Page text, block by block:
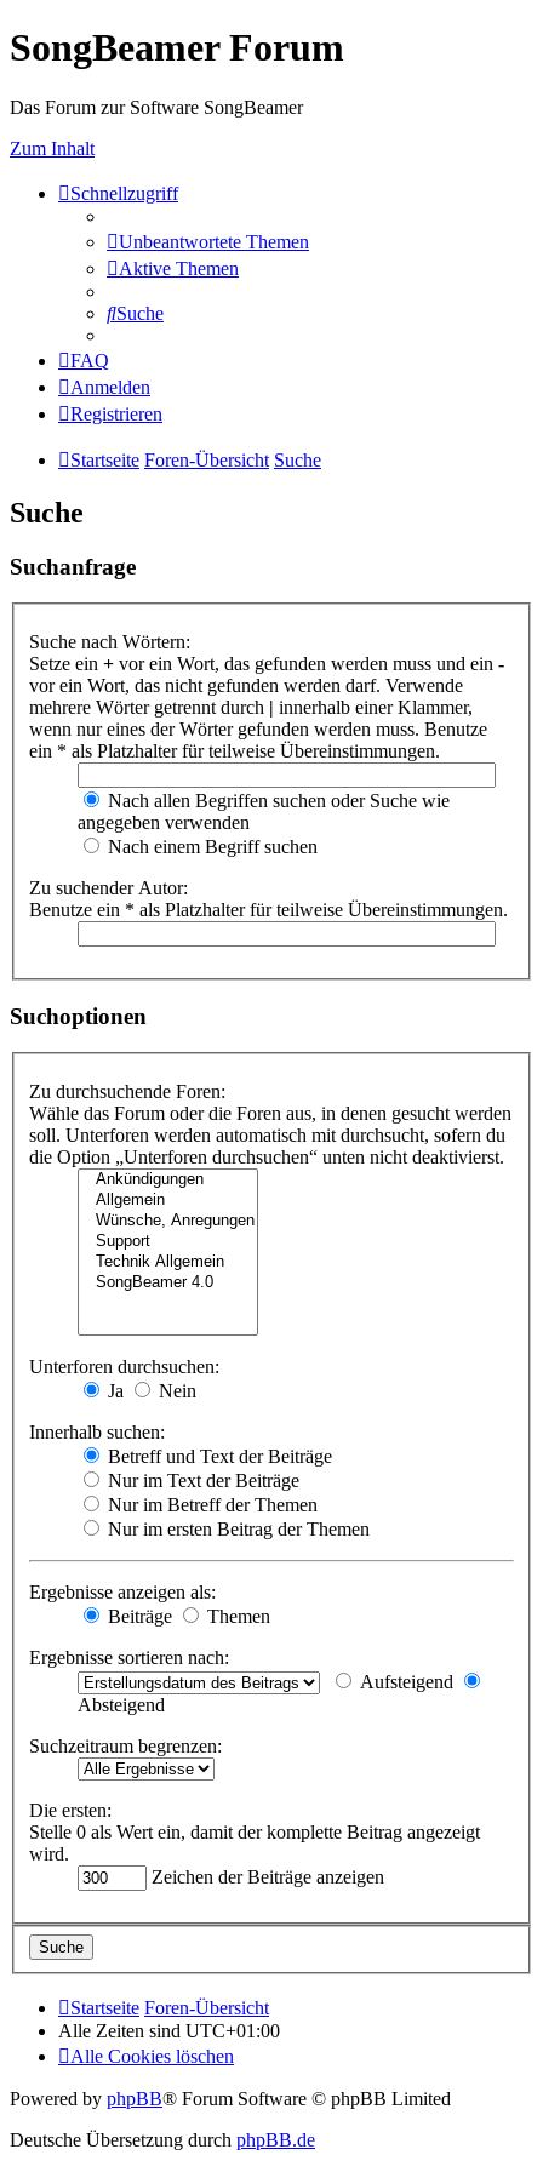
SongBeamer Forum
Das Forum zur Software SongBeamer
Zum Inhalt
Schnellzugriff
Unbeantwortete Themen
Aktive Themen
Suche
FAQ
Anmelden
Registrieren
Startseite Foren-Übersicht Suche
Suche
Suchanfrage
Suche nach Wörtern:
Setze ein + vor ein Wort, das gefunden werden muss und ein -
vor ein Wort, das nicht gefunden werden darf. Verwende
mehrere Wörter getrennt durch | innerhalb einer Klammer,
wenn nur eines der Wörter gefunden werden muss. Benutze
ein * als Platzhalter für teilweise Übereinstimmungen.
Nach allen Begriffen suchen oder Suche wie
angegeben verwenden
Nach einem Begriff suchen
Zu suchender Autor:
Benutze ein * als Platzhalter für teilweise Übereinstimmungen.
Suchoptionen
Zu durchsuchende Foren:
Wähle das Forum oder die Foren aus, in denen gesucht werden
soll. Unterforen werden automatisch mit durchsucht, sofern du
die Option „Unterforen durchsuchen“ unten nicht deaktivierst.
Unterforen durchsuchen:
Ja
Nein
Innerhalb suchen:
Betreff und Text der Beiträge
Nur im Text der Beiträge
Nur im Betreff der Themen
Nur im ersten Beitrag der Themen
Ergebnisse anzeigen als:
Beiträge
Themen
Ergebnisse sortieren nach:
Aufsteigend
Absteigend
Suchzeitraum begrenzen:
Die ersten:
Stelle 0 als Wert ein, damit der komplette Beitrag angezeigt
wird.
Zeichen der Beiträge anzeigen
Startseite Foren-Übersicht
Alle Zeiten sind UTC+01:00
Alle Cookies löschen
Powered by phpBB® Forum Software © phpBB Limited
Deutsche Übersetzung durch phpBB.de